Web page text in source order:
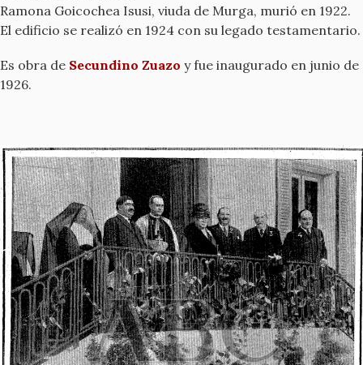
Ramona Goicochea Isusi, viuda de Murga, murió en 1922.
El edificio se realizó en 1924 con su legado testamentario.
Es obra de Secundino Zuazo y fue inaugurado en junio de
1926.